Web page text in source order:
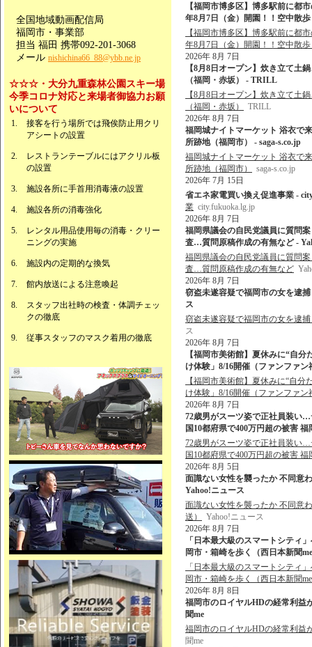
全国地域動画配信局
福岡市・事業部
担当 福田 携帯092-201-3068
メール nishichina66_88@ybb.ne.jp
☆☆☆・大分九重森林公園スキー場
今季コロナ対応と来場者御協力お願
いについて
接客を行う場所では飛俟防止用クリ
アシートの設置
レストランテーブルにはアクリル板
の設置
施設各所に手首用消毒液の設置
施設各所の消毒強化
レンタル用品使用毎の消毒・クリー
ニングの実施
施設内の定期的な換気
館内放送による注意喚起
スタッフ出社時の検査・体調チェッ
クの徹底
従事スタッフのマスク着用の徹底
【福岡市博多区】博多駅前に都
年8月7日（金）開園！！空中散
【福岡市博多区】博多駅前に都
年8月7日（金）開園！！空中散
2026年 8月 7日
【8月8日オープン】炊き立て土
（福岡・赤坂） - TRILL
【8月8日オープン】炊き立て土
（福岡・赤坂）
TRILL
2026年 8月 7日
福岡城ナイトマーケット 浴衣で
所跡地（福岡市） - saga-s.co.jp
福岡城ナイトマーケット 浴衣で
所跡地（福岡市）
saga-s.co.jp
2026年 7月 15日
省エネ家電買い換え促進事業 -
業 city.fukuoka.lg.jp
2026年 8月 7日
福岡県議会の自民党議員に質問
査…質問原稿作成の有無など -
福岡県議会の自民党議員に質問
査…質問原稿作成の有無など
2026年 8月 7日
窃盗未遂容疑で福岡市の女を逮
ス
窃盗未遂容疑で福岡市の女を逮
ス
2026年 8月 7日
【福岡市美術館】夏休みに“自
け体験」8/16開催（ファンファ
【福岡市美術館】夏休みに“自
け体験」8/16開催（ファンファン
2026年 8月 7日
72歳男がスーツ姿で正社員装い
国10都府県で400万円超の被害
72歳男がスーツ姿で正社員装い
国10都府県で400万円超の被害 福
2026年 8月 5日
面識ない女性を襲ったか 不同意
Yahoo!ニュース
面識ない女性を襲ったか 不同意
送）
Yahoo!ニュース
2026年 8月 7日
「日本最大級のスマートシティ
岡市・箱崎を歩く（西日本新聞
「日本最大級のスマートシティ
岡市・箱崎を歩く（西日本新聞
2026年 8月 8日
福岡市のロイヤルHDの経常利益
聞me
福岡市のロイヤルHDの経常利益
聞me